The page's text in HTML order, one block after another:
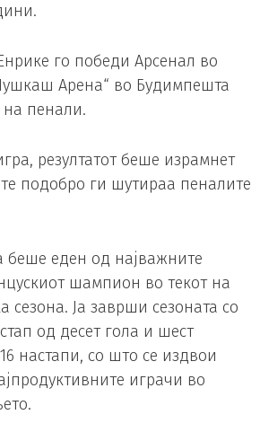
го победи Арсенал во
Арена“ во Будимпешта
пенали.
резултатот беше израмнет
подобро ги шутираа пеналите
беше еден од најважните
шампион во текот на
сезона. Ја заврши сезоната со
од десет гола и шест
настапи, со што се издвои
играчи во